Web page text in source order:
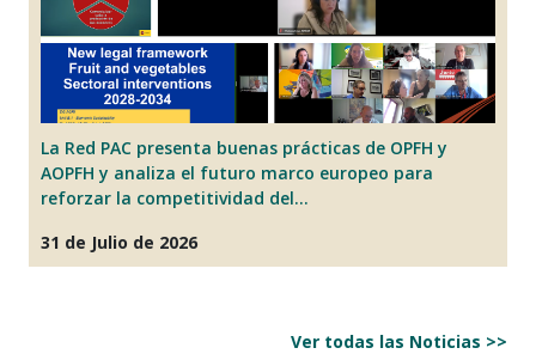
La Red PAC presenta buenas prácticas de OPFH y
AOPFH y analiza el futuro marco europeo para
reforzar la competitividad del...
31 de Julio de 2026
Ver todas las Noticias >>